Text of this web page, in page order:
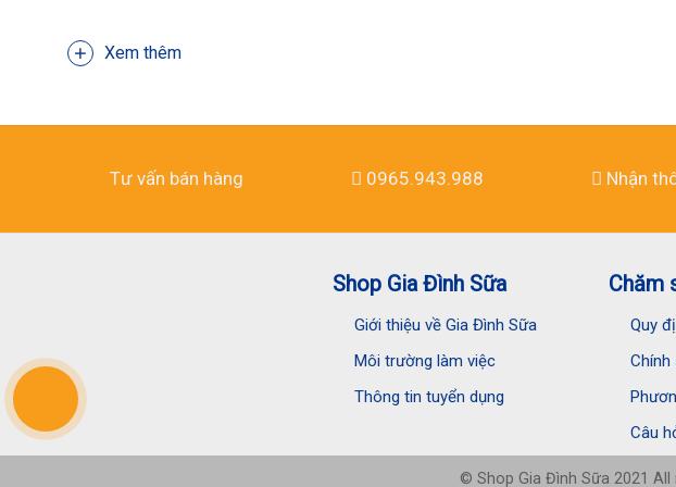
Xem thêm
Tư vấn bán hàng 0965.943.988 Nhận
Shop Gia Đình Sữa
Giới thiệu về Gia Đình Sữa
Môi trường làm việc
Thông tin tuyển dụng
Chăm
Quy
Chính
Câu
© Shop Gia Đình Sữa 2021